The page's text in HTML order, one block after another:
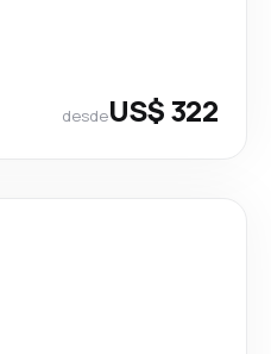
desdeUS$ 322